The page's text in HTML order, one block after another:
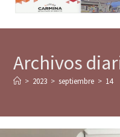
Archivos
> 2023 > septiembre > 14